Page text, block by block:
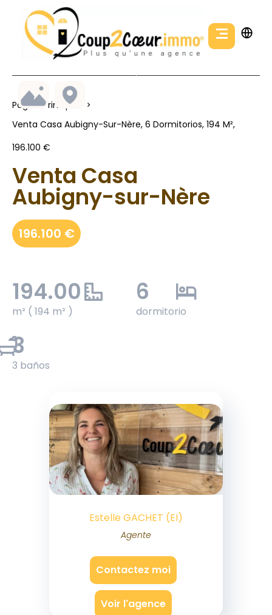
Página Principal
Venta Casa Aubigny-Sur-Nère, 6 Dormitorios, 194 M²,
196.100 €
Venta Casa
Aubigny-sur-Nère
196.100 €
194.00
m² ( 194 m² )
6
dormitorio
3
3 baños
Estelle GACHET (EI)
Agente
Contactez moi
Voir l'agence